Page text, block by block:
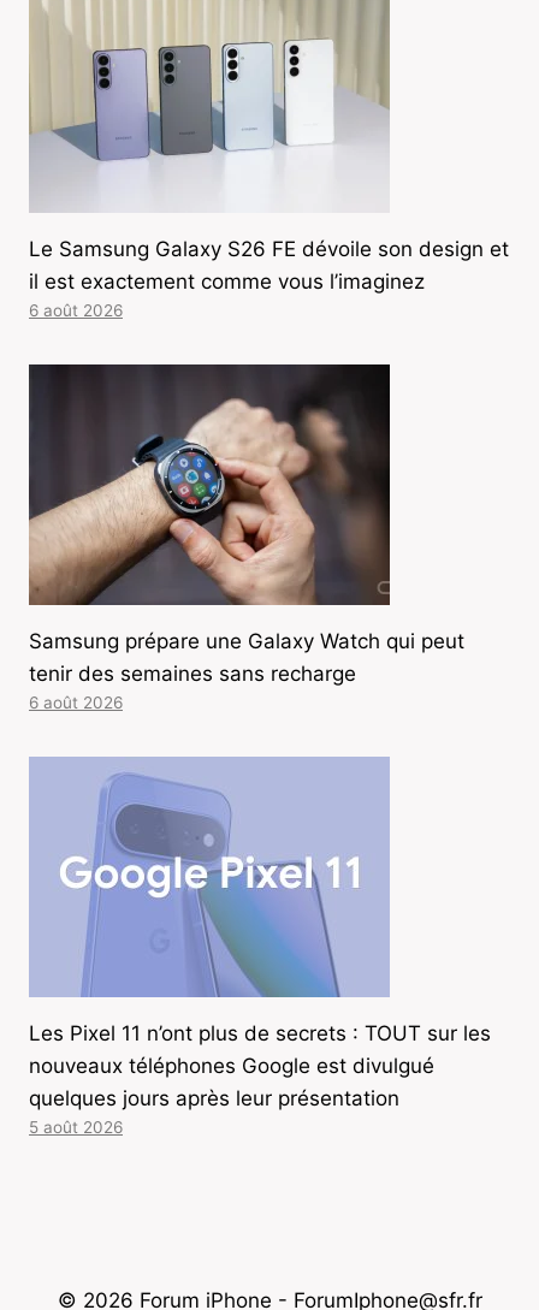
Le Samsung Galaxy S26 FE dévoile son design et
il est exactement comme vous l’imaginez
6 août 2026
Samsung prépare une Galaxy Watch qui peut
tenir des semaines sans recharge
6 août 2026
Les Pixel 11 n’ont plus de secrets : TOUT sur les
nouveaux téléphones Google est divulgué
quelques jours après leur présentation
5 août 2026
© 2026 Forum iPhone - ForumIphone@sfr.fr